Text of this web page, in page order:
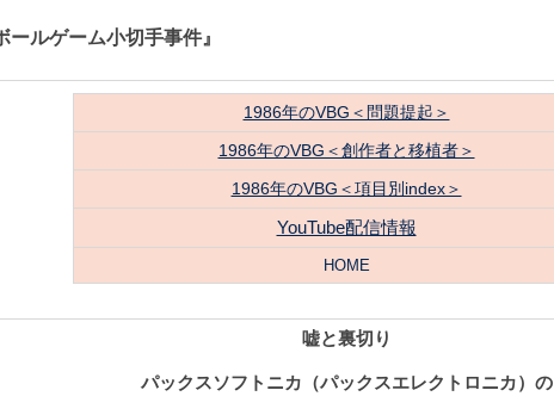
ールゲーム小切手事件』
1986年のVBG＜問題提起＞
1986年のVBG＜創作者と移植者＞
1986年のVBG＜項目別index＞
YouTube配信情報
HOME
嘘と裏切り
パックスソフトニカ（パックスエレクトロニカ）の